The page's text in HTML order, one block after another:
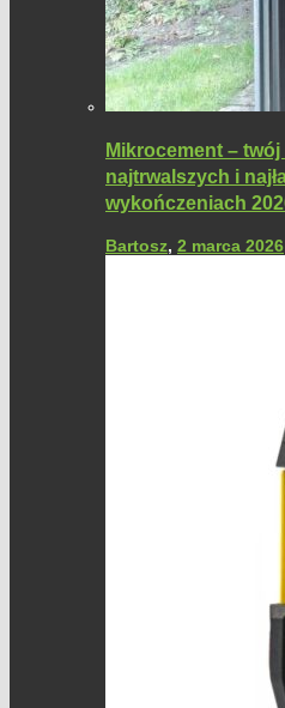
Mikrocement –
najtrwalszych i
wykończeniach
Bartosz, 2 marca 2026